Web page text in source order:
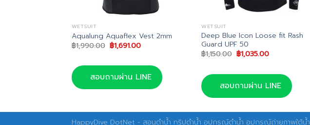
WETSUIT
Aqualung Aquaflex Vest 2mm
฿1,990.00 Original
price
฿1,990.00.
฿1,691.00Current
฿1,691.00.
สอบถามผ่าน LINE
WETSUIT
Deep Blue Icon Loose fit Rash
Guard UPF 50
฿1,150.00 Original
price
฿1,150.00.
฿1,035.00Current
฿1,035.00.
สอบถามผ่าน LINE
HappyDive DotNet - สอนดำน้ำ ทริปดำน้ำ อุปกรณ์ดำน้ำ อุปกรณ์ถ่ายภาพใต้น้ำ